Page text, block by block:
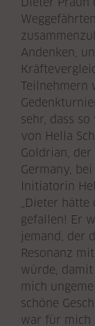
Andenken,
Teilnehmern
sehr, dass
von Hella
Goldrian, der
Germany,
Initiatorin
„Dieter hätte
gefallen! Er
jemand, der
Resonanz
würde,
mich
schöne
war für mich